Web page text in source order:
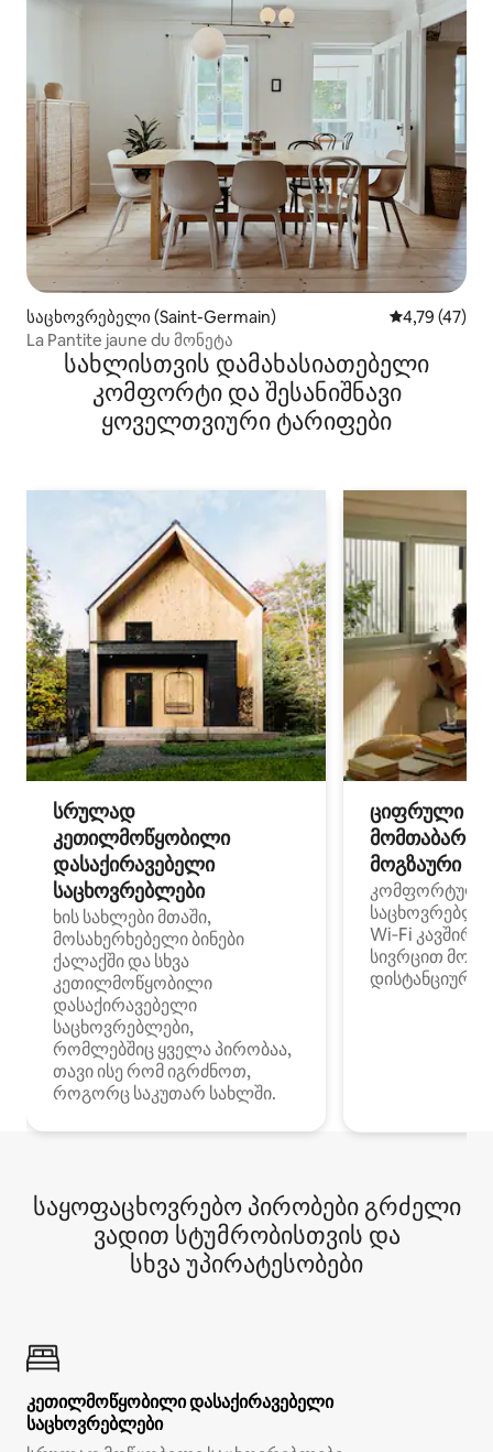
საცხოვრებელი (Saint-Germain) საშუალო
4,79 (47)
La Pantite jaune du მონეტა
სახლისთვის დამახასიათებელი
კომფორტი და შესანიშნავი
ყოველთვიური ტარიფები
სრულად
კეთილმოწყობილი
დასაქირავებელი
საცხოვრებლები
ხის სახლები მთაში,
მოსახერხებელი ბინები
ქალაქში და სხვა
კეთილმოწყობილი
დასაქირავებელი
საცხოვრებლები,
რომლებშიც ყველა პირობაა,
თავი ისე რომ იგრძნოთ,
როგორც საკუთარ სახლში.
ციფრული
მოგზაური
კომფორტული
Wi‑Fi
სივრცით
დისტანციური
საყოფაცხოვრებო პირობები გრძელი
ვადით სტუმრობისთვის და
სხვა უპირატესობები
კეთილმოწყობილი დასაქირავებელი
საცხოვრებლები